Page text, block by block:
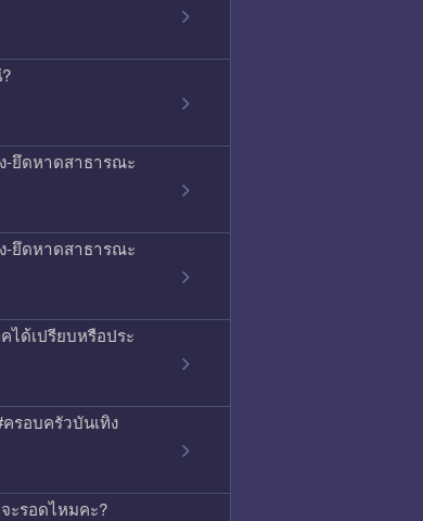
-ยึดหาดสาธารณะ
-ยึดหาดสาธารณะ
ได้เปรียบหรือประ
รอบครัวบันเทิง
ะรอดไหมคะ?